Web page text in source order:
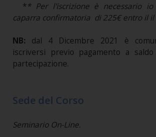
** Per l'iscrizione è necessario
caparra confirmatoria di 225€ entro il il
NB: dal 4 Dicembre 2021 è
iscriversi previo pagamento a
partecipazione.
Sede del Corso
Seminario On-Line.